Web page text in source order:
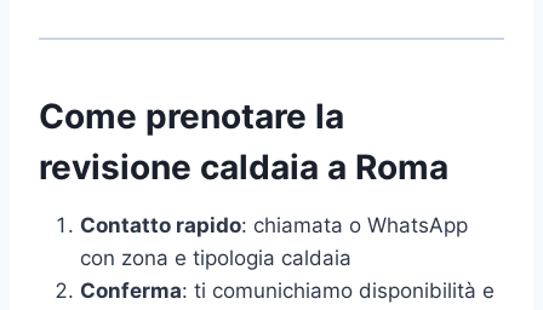
Come prenotare la
revisione caldaia a Roma
Contatto rapido: chiamata o WhatsApp
con zona e tipologia caldaia
Conferma: ti comunichiamo disponibilità e